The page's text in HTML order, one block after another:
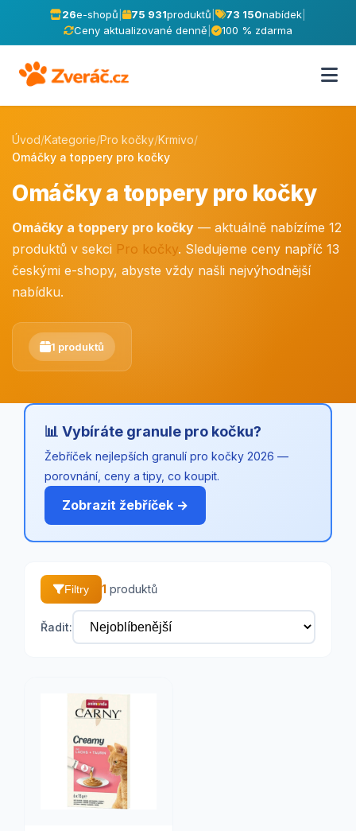
26e-shopů 75 931produktů 73 150nabídek
Ceny aktualizované denně
100 % zdarma
Úvod/Kategorie/Pro kočky/Krmivo/
Omáčky a toppery pro kočky
Omáčky a toppery pro kočky
Omáčky a toppery pro kočky — aktuálně nabízíme 12
produktů v sekci Pro kočky. Sledujeme ceny napříč 13
českými e-shopy, abyste vždy našli nejvýhodnější
nabídku.
1 produktů
📊 Vybíráte granule pro kočku?
Žebříček nejlepších granulí pro kočky 2026 —
porovnání, ceny a tipy, co koupit.
Zobrazit žebříček →
Filtry 1 produktů
Řadit: